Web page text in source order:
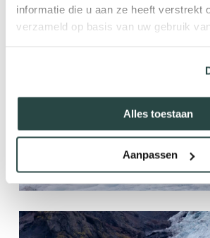
informatie die u aan ze heeft verstrekt
verzameld op basis van uw gebruik
Alles toestaan
Aanpassen